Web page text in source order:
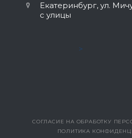
Екатеринбург, ул.
с улицы
>
СОГЛАСИЕ НА ОБРАБОТКУ
ПОЛИТИКА